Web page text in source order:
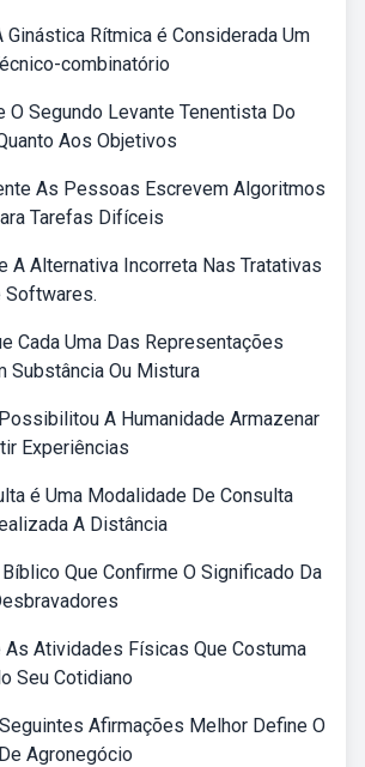
Ginástica Rítmica é Considerada Um
combinatório
O Segundo Levante Tenentista Do
Aos Objetivos
As Pessoas Escrevem Algoritmos
Tarefas Difíceis
A Alternativa Incorreta Nas Tratativas
Softwares.
Cada Uma Das Representações
Substância Ou Mistura
A Humanidade Armazenar
Experiências
é Uma Modalidade De Consulta
A Distância
Que Confirme O Significado Da
As Atividades Físicas Que Costuma
Seu Cotidiano
Afirmações Melhor Define O
Agronegócio